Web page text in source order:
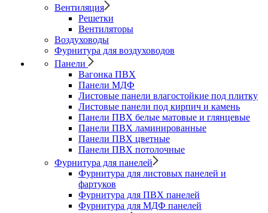
Вентиляция
Решетки
Вентиляторы
Воздуховоды
Фурнитура для воздуховодов
Панели
Вагонка ПВХ
Панели МДФ
Листовые панели влагостойкие под плитку
Листовые панели под кирпич и камень
Панели ПВХ белые матовые и глянцевые
Панели ПВХ ламинированные
Панели ПВХ цветные
Панели ПВХ потолочные
Фурнитура для панелей
Фурнитура для листовых панелей и
фартуков
Фурнитура для ПВХ панелей
Фурнитура для МДФ панелей